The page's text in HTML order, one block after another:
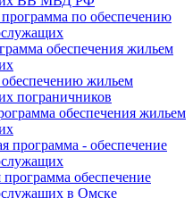
программа по обеспечению
обеспечения жильем
жильем
пограничников
обеспечения жильем
программа - обеспечение
обеспечение
в Омске